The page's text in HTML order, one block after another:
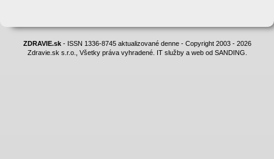
ZDRAVIE.sk- ISSN 1336-8745 aktualizované denne - Copyright 2003 - 2026
Zdravie.sk s.r.o., Všetky práva vyhradené. IT služby a web od SANDING.